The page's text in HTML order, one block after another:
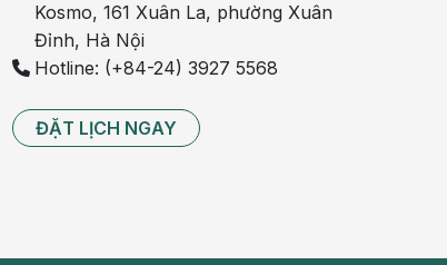
Kosmo, 161 Xuân La, phường Xuân
Đỉnh, Hà Nội
Hotline: (+84-24) 3927 5568
ĐẶT LỊCH NGAY